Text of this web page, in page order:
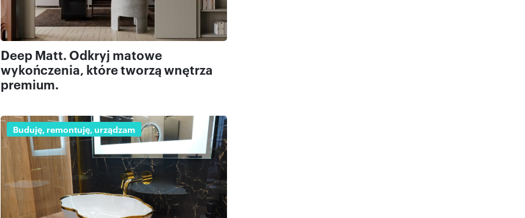
Deep Matt. Odkryj matowe
wykończenia, które tworzą wnętrza
premium.
Buduję, remontuję, urządzam